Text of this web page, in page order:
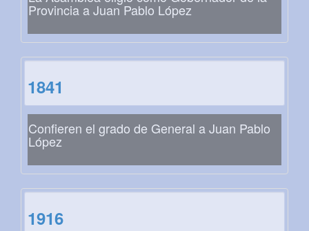
Provincia a Juan Pablo López
1841
Confieren el grado de General a Juan Pablo
López
1916